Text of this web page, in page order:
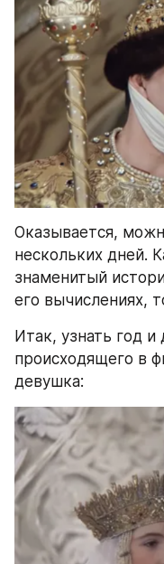
Оказывается,
нескольких дней.
знаменитый
его вычислениях,
Итак, узнать год
происходящего в
девушка: